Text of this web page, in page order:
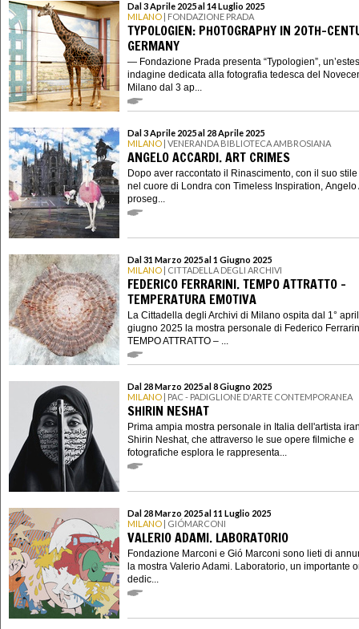
Dal 3 Aprile 2025 al 14 Luglio 2025
MILANO | FONDAZIONE PRADA
TYPOLOGIEN: PHOTOGRAPHY IN 20TH-
GERMANY
— Fondazione Prada presenta “Typologien”,
indagine dedicata alla fotografia tedesca del
Milano dal 3 ap...
Dal 3 Aprile 2025 al 28 Aprile 2025
MILANO | VENERANDA BIBLIOTECA AMBROSIANA
ANGELO ACCARDI. ART CRIMES
Dopo aver raccontato il Rinascimento, con il suo
nel cuore di Londra con Timeless Inspiration, Angelo
proseg...
Dal 31 Marzo 2025 al 1 Giugno 2025
MILANO | CITTADELLA DEGLI ARCHIVI
FEDERICO FERRARINI. TEMPO ATTRATTO –
TEMPERATURA EMOTIVA
La Cittadella degli Archivi di Milano ospita dal 1°
giugno 2025 la mostra personale di Federico
TEMPO ATTRATTO – ...
Dal 28 Marzo 2025 al 8 Giugno 2025
MILANO | PAC - PADIGLIONE D'ARTE CONTEMPORANEA
SHIRIN NESHAT
Prima ampia mostra personale in Italia dell'artista
Shirin Neshat, che attraverso le sue opere filmiche e
fotografiche esplora le rappresenta...
Dal 28 Marzo 2025 al 11 Luglio 2025
MILANO | GIÓMARCONI
VALERIO ADAMI. LABORATORIO
Fondazione Marconi e Gió Marconi sono lieti di
la mostra Valerio Adami. Laboratorio, un importante
dedic...